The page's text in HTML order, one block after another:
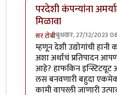
परदेशी कंपन्यांना
मिळावा
सर टोबीबुधवार, 27/12/2023
In reply toहरित
म्हणून देशी उद्योगांची हानी
अशा अर्थाचं प्रतिपादन
आहे? हाफकिन इन्स्टिटयूट
लस बनवणारी बहुदा
कामी वापरली जाणारी